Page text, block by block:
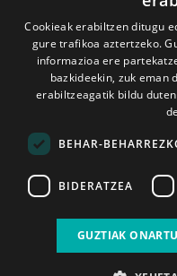
2026ko eka. 1a
Cookieak erabiltzen ditugu
gure trafikoa aztertzeko.
informazioa ere
bazkideekin, zuk eman
erabiltzeagatik bildu
BEHAR-
BIDERATZEA
GUZTIAK ONARTU